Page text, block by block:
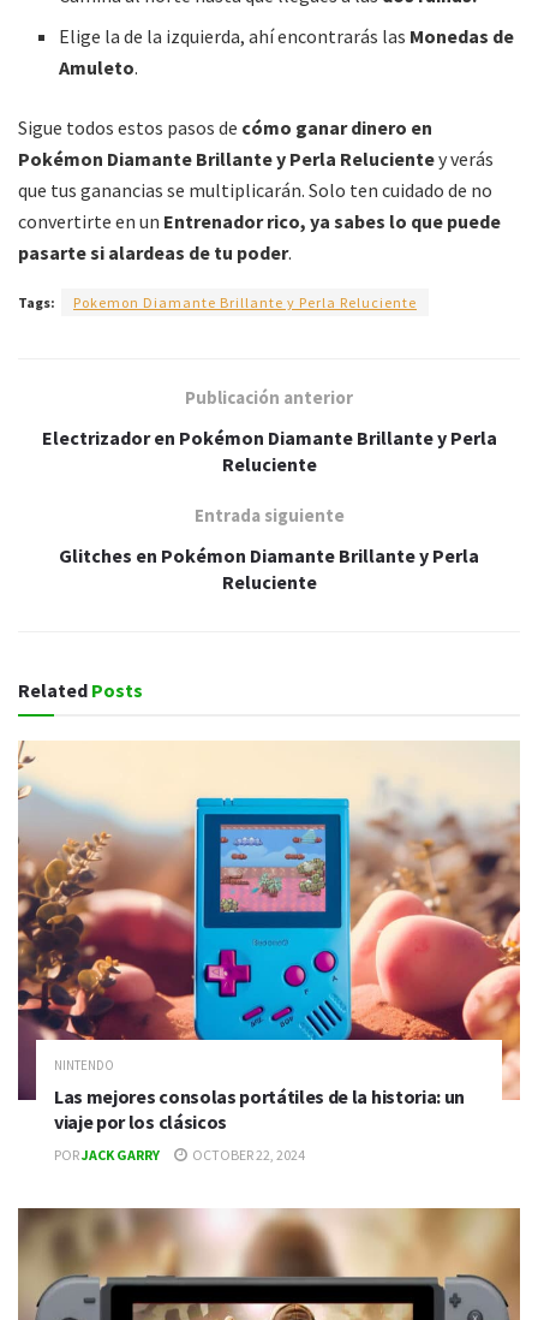
Elige la de la izquierda, ahí encontrarás las Monedas de
Amuleto.
Sigue todos estos pasos de cómo ganar dinero en
Pokémon Diamante Brillante y Perla Relucientey verás
que tus ganancias se multiplicarán. Solo ten cuidado de no
convertirte en un Entrenador rico, ya sabes lo que puede
pasartesi alardeas de tu poder.
Tags: Pokemon Diamante Brillante y Perla Reluciente
Publicación anterior
Electrizador en Pokémon Diamante Brillante y Perla
Reluciente
Entrada siguiente
Glitches en Pokémon Diamante Brillante y Perla
Reluciente
Related Posts
NINTENDO
Las mejores consolas portátiles de la historia: un
viaje por los clásicos
PORJACK GARRY OCTOBER 22, 2024